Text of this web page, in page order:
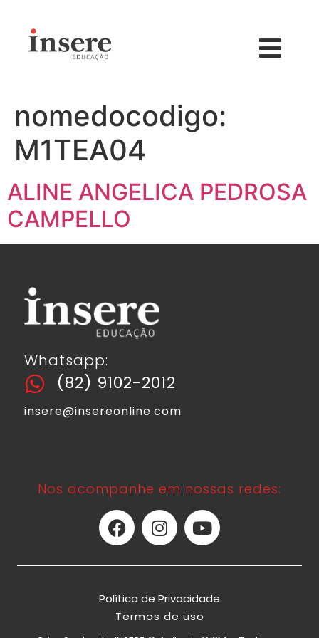
nomedocodigo:
M1TEA04
ALINE ANGELICA PEDROSA
CAMPELLO
Whatsapp:
(82) 9102-2012
insere@insereonline.com
Nos acompanhe em nossas redes:
Política de Privacidade
Termos de uso